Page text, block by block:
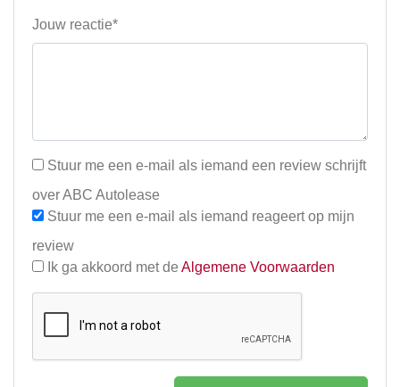
Jouw reactie*
Stuur me een e-mail als iemand een review schrijft
over ABC Autolease
Stuur me een e-mail als iemand reageert op mijn
review
Ik ga akkoord met de Algemene Voorwaarden